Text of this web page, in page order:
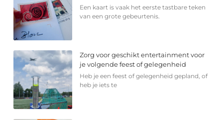
Een kaart is vaak het eerste tastbare teken
van een grote gebeurtenis.
Zorg voor geschikt entertainment voor
je volgende feest of gelegenheid
Heb je een feest of gelegenheid gepland, of
heb je iets te